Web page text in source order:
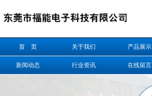
首 页 关于我们 产品展示
新闻动态 行业资讯 在线留言